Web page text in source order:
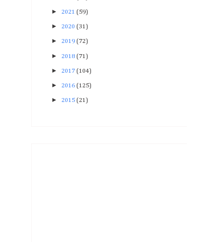
► 2021 (59)
► 2020 (31)
► 2019 (72)
► 2018 (71)
► 2017 (104)
► 2016 (125)
► 2015 (21)